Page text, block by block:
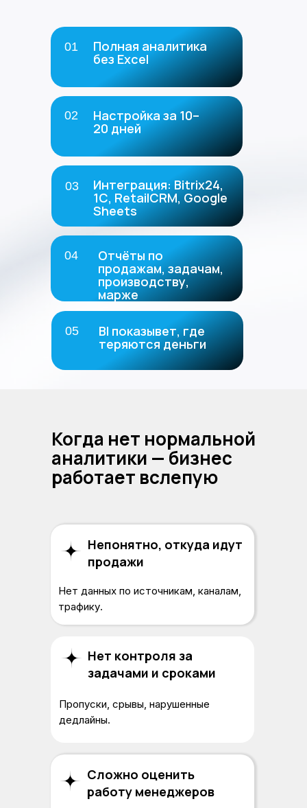
Полная аналитика
без Excel
Настройка за 10–
20 дней
Интеграция: Bitrix24,
1С, RetailCRM, Google
Sheets
Отчёты по
продажам, задачам,
производству,
марже
01
02
03
04
BI показывет, где
теряются деньги
05
Когда нет нормальной
аналитики — бизнес
работает вслепую
Нет контроля за
задачами и сроками
Непонятно, откуда идут
продажи
Нет данных по источникам, каналам,
трафику.
Пропуски, срывы, нарушенные
дедлайны.
Сложно оценить
работу менеджеров